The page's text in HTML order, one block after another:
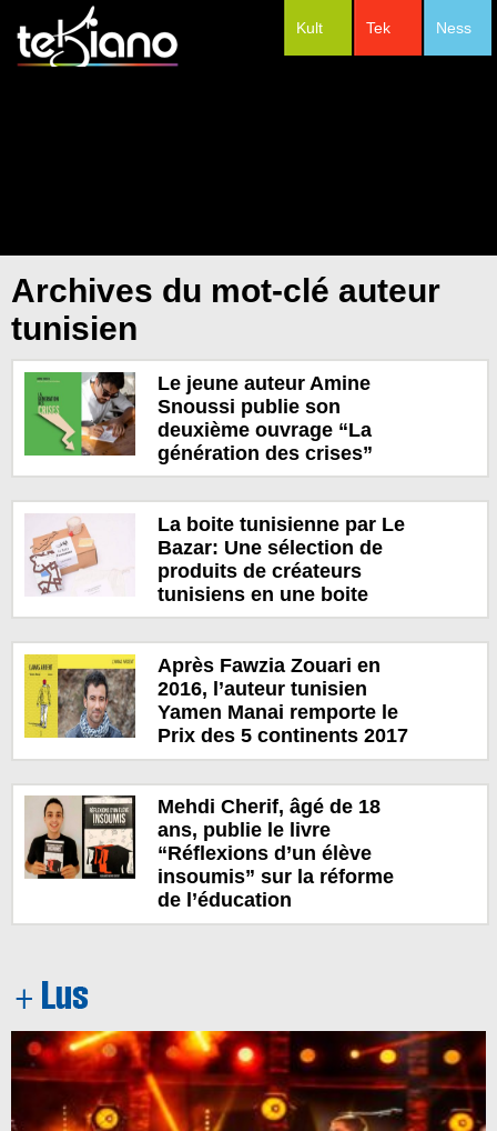
Ness
Tek
Kult
Archives du mot-clé auteur
tunisien
Le jeune auteur Amine
Snoussi publie son
deuxième ouvrage “La
génération des crises”
La boite tunisienne par Le
Bazar: Une sélection de
produits de créateurs
tunisiens en une boite
Après Fawzia Zouari en
2016, l’auteur tunisien
Yamen Manai remporte le
Prix des 5 continents 2017
Mehdi Cherif, âgé de 18
ans, publie le livre
“Réflexions d’un élève
insoumis” sur la réforme
de l’éducation